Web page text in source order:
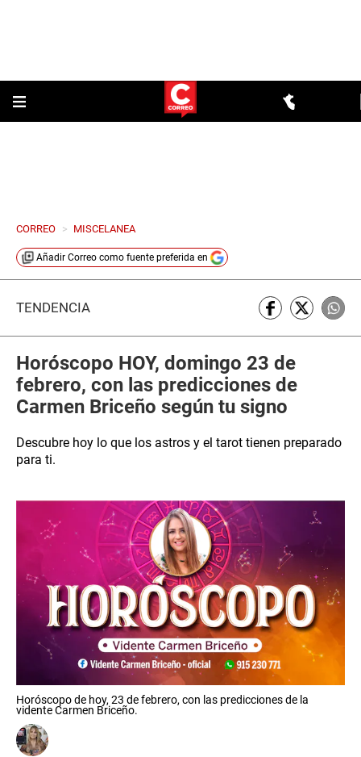
CORREO > MISCELANEA
Añadir Correo como fuente preferida en
TENDENCIA
Horóscopo HOY, domingo 23 de
febrero, con las predicciones de
Carmen Briceño según tu signo
Descubre hoy lo que los astros y el tarot tienen preparado
para ti.
Horóscopo de hoy, 23 de febrero, con las predicciones de la
vidente Carmen Briceño.